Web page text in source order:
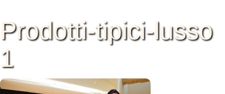
Prodotti-tipici-lusso
1